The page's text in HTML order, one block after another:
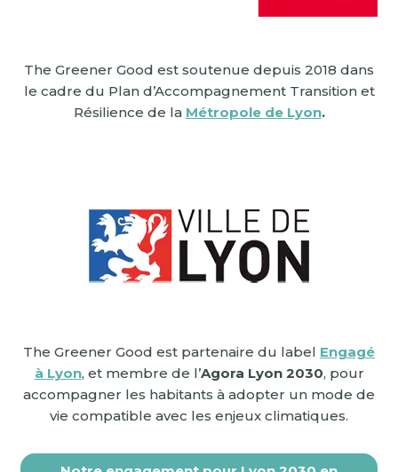
The Greener Good est soutenue depuis 2018 dans
le cadre du Plan d’Accompagnement Transition et
Résilience de la Métropole de Lyon.
The Greener Good est partenaire du label Engagé
à Lyon, et membre de l’Agora Lyon 2030, pour
accompagner les habitants à adopter un mode de
vie compatible avec les enjeux climatiques.